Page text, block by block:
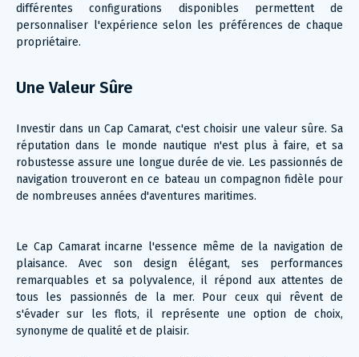
différentes configurations disponibles permettent de
personnaliser l'expérience selon les préférences de chaque
propriétaire.
Une Valeur Sûre
Investir dans un Cap Camarat, c'est choisir une valeur sûre. Sa
réputation dans le monde nautique n'est plus à faire, et sa
robustesse assure une longue durée de vie. Les passionnés de
navigation trouveront en ce bateau un compagnon fidèle pour
de nombreuses années d'aventures maritimes.
Le Cap Camarat incarne l'essence même de la navigation de
plaisance. Avec son design élégant, ses performances
remarquables et sa polyvalence, il répond aux attentes de
tous les passionnés de la mer. Pour ceux qui rêvent de
s'évader sur les flots, il représente une option de choix,
synonyme de qualité et de plaisir.